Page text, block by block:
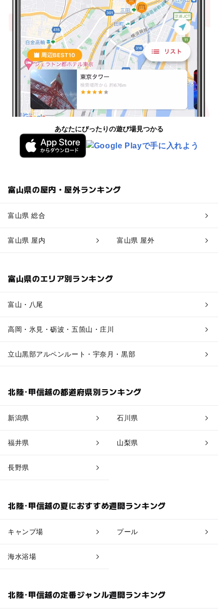
あなたにぴったりの遊び場見つかる
富山県の屋内・屋外ランキング
富山県 総合
富山県 屋内 富山県 屋外
富山県のエリア別ランキング
富山・八尾
高岡・氷見・砺波・五箇山・庄川
立山黒部アルペンルート・宇奈月・黒部
北陸･甲信越の都道府県別ランキング
新潟県 石川県
福井県 山梨県
長野県
北陸･甲信越の夏におすすめ週間ランキング
キャンプ場 プール
海水浴場
北陸･甲信越の定番ジャンル週間ランキング